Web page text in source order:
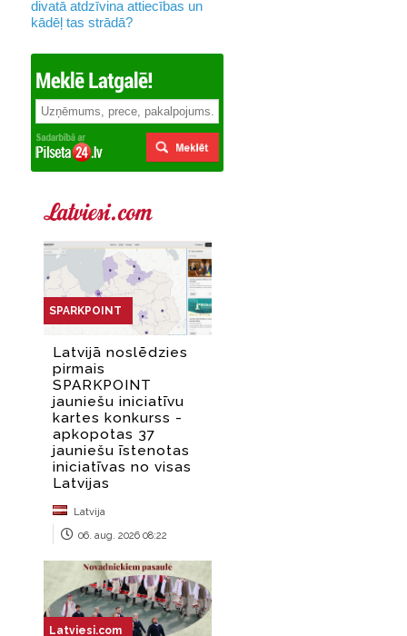
divatā atdzīvina attiecības un
kādēļ tas strādā?